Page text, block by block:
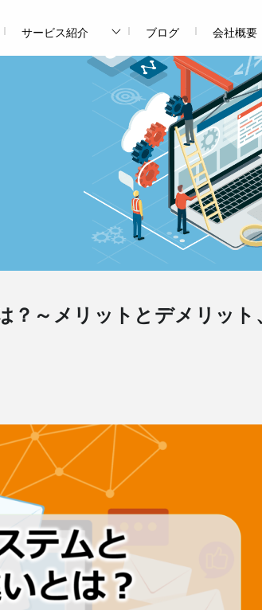
サービス紹介 ブログ 会社概要
？～メリットとデメリット